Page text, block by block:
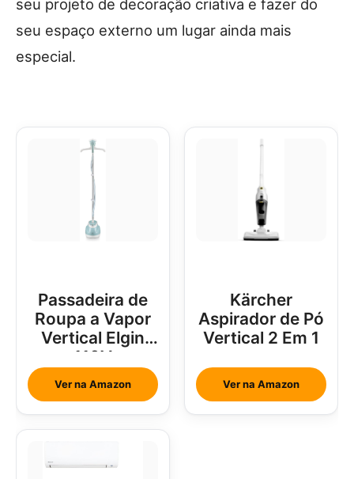
seu projeto de decoração criativa e fazer do
seu espaço externo um lugar ainda mais
especial.
Passadeira de
Roupa a Vapor
Vertical Elgin
110V
Ver na Amazon
Kärcher
Aspirador de Pó
Vertical 2 Em 1
Ver na Amazon